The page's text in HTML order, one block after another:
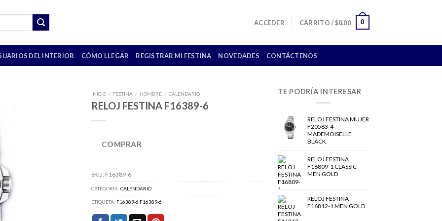
ACCEDER CARRITO /$0.00 0
DEL INTERIOR CÓMO LLEGAR REGISTRAR MI FESTINA NOVEDADES CONTÁCTENOS
INICIO / FESTINA / HOMBRE / CALENDARIO
RELOJ FESTINA F16389-6
COMPRAR
SKU: F16389-6
CATEGORÍA: CALENDARIO
ETIQUETA: F16389-6 F16389-6
TE PODRÍA INTERESAR
RELOJ FESTINA MUJER
F20583-4
MADEMOISELLE
BLACK
RELOJ FESTINA
F16809-1 CLASSIC
MEN GOLD
RELOJ FESTINA
F16812-1 MEN GOLD